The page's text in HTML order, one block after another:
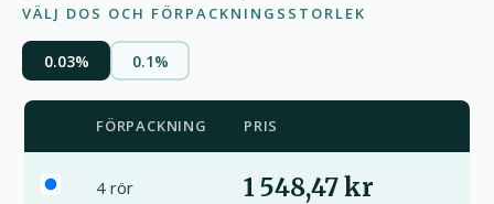
VÄLJ DOS OCH FÖRPACKNINGSSTORLEK
0.03% 0.1%
FÖRPACKNING PRIS
4 rör 1 548,47 kr